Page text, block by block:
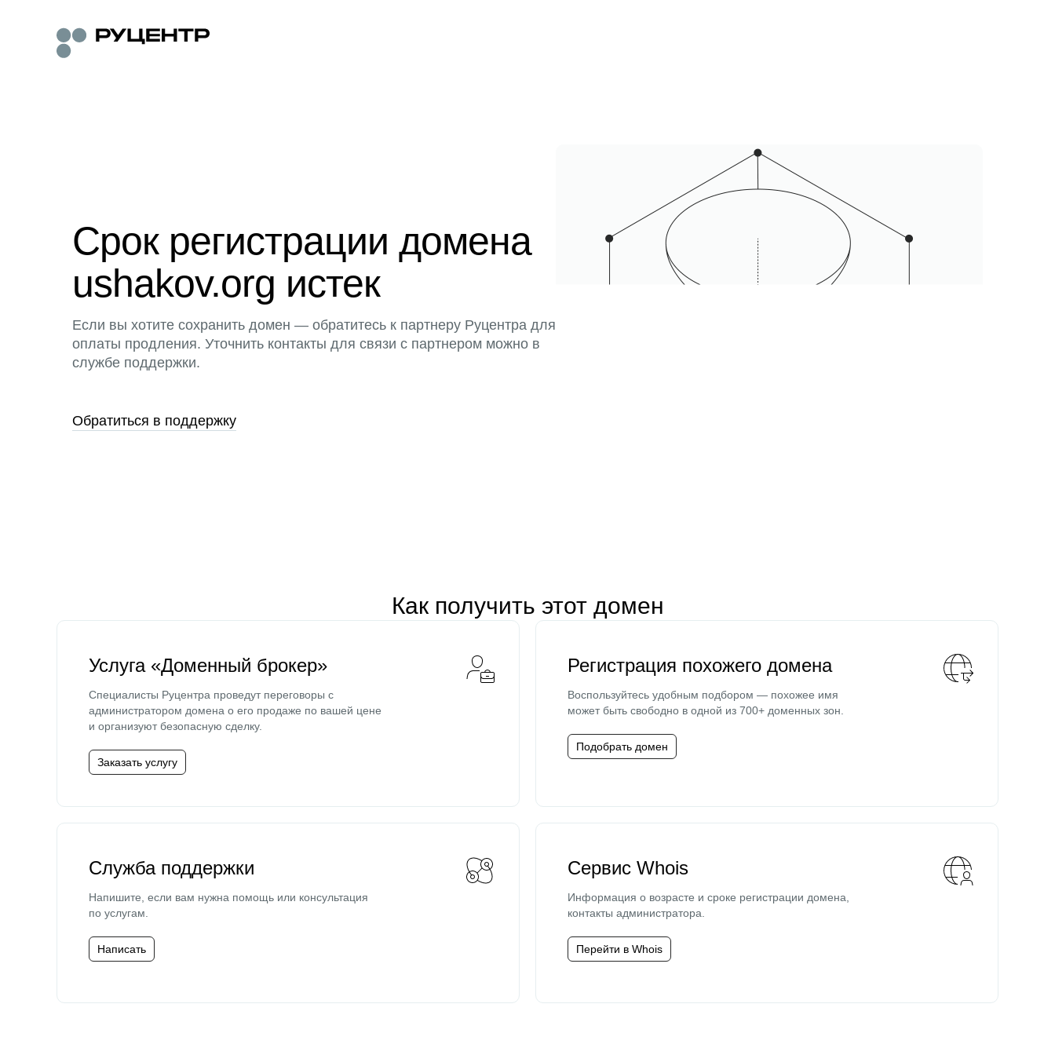
Срок регистрации домена
ushakov.org истек
Если вы хотите сохранить домен — обратитесь к партнеру Руцентра для
оплаты продления. Уточнить контакты для связи с партнером можно в
службе поддержки.
Обратиться в поддержку
Как получить этот домен
Услуга «Доменный брокер»
Специалисты Руцентра проведут переговоры с
администратором домена о его продаже по вашей цене
и организуют безопасную сделку.
Заказать услугу
Регистрация похожего домена
Воспользуйтесь удобным подбором — похожее имя
может быть свободно в одной из 700+ доменных зон.
Подобрать домен
Служба поддержки
Напишите, если вам нужна помощь или консультация
по услугам.
Написать
Сервис Whois
Информация о возрасте и сроке регистрации домена,
контакты администратора.
Перейти в Whois